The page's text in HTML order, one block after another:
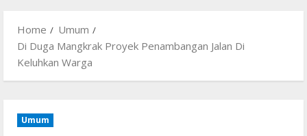
Home
Umum
Di Duga Mangkrak Proyek Penambangan Jalan Di
Keluhkan Warga
Umum